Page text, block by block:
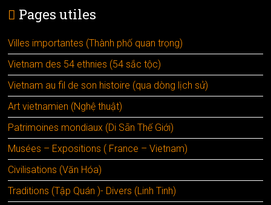
Pages utiles
Villes importantes (Thành phố quan trọng)
Vietnam des 54 ethnies (54 sắc tộc)
Vietnam au fil de son histoire (qua dòng lịch sử)
Art vietnamien (Nghệ thuật)
Patrimoines mondiaux (Di Sãn Thế Giới)
Musées – Expositions ( France – Vietnam)
Civilisations (Văn Hóa)
Traditions (Tập Quán )- Divers (Linh Tinh)